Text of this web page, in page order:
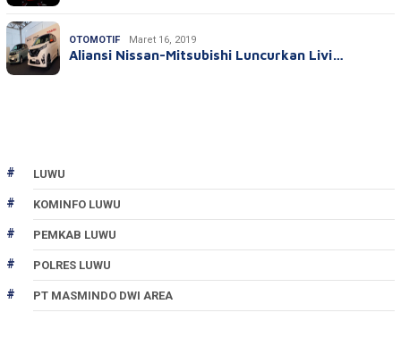
OTOMOTIF Maret 16, 2019
Aliansi Nissan-Mitsubishi Luncurkan Livi…
LUWU
KOMINFO LUWU
PEMKAB LUWU
POLRES LUWU
PT MASMINDO DWI AREA